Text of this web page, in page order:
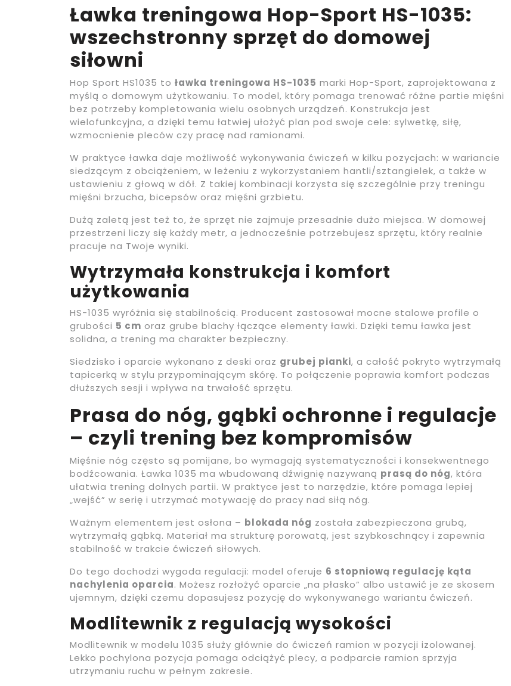
Ławka treningowa Hop-Sport HS-1035:
wszechstronny sprzęt do domowej
siłowni
Hop Sport HS1035 to ławka treningowa HS-1035 marki Hop-Sport, zaprojektowana z
myślą o domowym użytkowaniu. To model, który pomaga trenować różne partie mięśni
bez potrzeby kompletowania wielu osobnych urządzeń. Konstrukcja jest
wielofunkcyjna, a dzięki temu łatwiej ułożyć plan pod swoje cele: sylwetkę, siłę,
wzmocnienie pleców czy pracę nad ramionami.
W praktyce ławka daje możliwość wykonywania ćwiczeń w kilku pozycjach: w wariancie
siedzącym z obciążeniem, w leżeniu z wykorzystaniem hantli/sztangielek, a także w
ustawieniu z głową w dół. Z takiej kombinacji korzysta się szczególnie przy treningu
mięśni brzucha, bicepsów oraz mięśni grzbietu.
Dużą zaletą jest też to, że sprzęt nie zajmuje przesadnie dużo miejsca. W domowej
przestrzeni liczy się każdy metr, a jednocześnie potrzebujesz sprzętu, który realnie
pracuje na Twoje wyniki.
Wytrzymała konstrukcja i komfort
użytkowania
HS-1035 wyróżnia się stabilnością. Producent zastosował mocne stalowe profile o
grubości 5 cm oraz grube blachy łączące elementy ławki. Dzięki temu ławka jest
solidna, a trening ma charakter bezpieczny.
Siedzisko i oparcie wykonano z deski oraz grubej pianki, a całość pokryto wytrzymałą
tapicerką w stylu przypominającym skórę. To połączenie poprawia komfort podczas
dłuższych sesji i wpływa na trwałość sprzętu.
Prasa do nóg, gąbki ochronne i regulacje
– czyli trening bez kompromisów
Mięśnie nóg często są pomijane, bo wymagają systematyczności i konsekwentnego
bodźcowania. Ławka 1035 ma wbudowaną dźwignię nazywaną prasą do nóg, która
ułatwia trening dolnych partii. W praktyce jest to narzędzie, które pomaga lepiej
„wejść” w serię i utrzymać motywację do pracy nad siłą nóg.
Ważnym elementem jest osłona – blokada nóg została zabezpieczona grubą,
wytrzymałą gąbką. Materiał ma strukturę porowatą, jest szybkoschnący i zapewnia
stabilność w trakcie ćwiczeń siłowych.
Do tego dochodzi wygoda regulacji: model oferuje 6 stopniową regulację kąta
nachylenia oparcia. Możesz rozłożyć oparcie „na płasko” albo ustawić je ze skosem
ujemnym, dzięki czemu dopasujesz pozycję do wykonywanego wariantu ćwiczeń.
Modlitewnik z regulacją wysokości
Modlitewnik w modelu 1035 służy głównie do ćwiczeń ramion w pozycji izolowanej.
Lekko pochylona pozycja pomaga odciążyć plecy, a podparcie ramion sprzyja
utrzymaniu ruchu w pełnym zakresie.